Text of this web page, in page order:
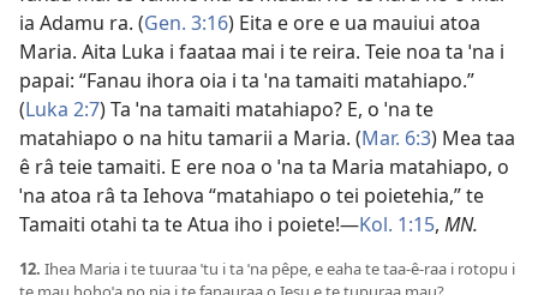
ia Adamu ra. (Gen. 3:16) Eita e ore e ua mauiui atoa
Maria. Aita Luka i faataa mai i te reira. Teie noa ta ˈna i
papai: “Fanau ihora oia i ta ˈna tamaiti matahiapo.”
(Luka 2:7) Ta ˈna tamaiti matahiapo? E, o ˈna te
matahiapo o na hitu tamarii a Maria. (Mar. 6:3) Mea taa
ê râ teie tamaiti. E ere noa o ˈna ta Maria matahiapo, o
ˈna atoa râ ta Iehova “matahiapo o tei poietehia,” te
Tamaiti otahi ta te Atua iho i poiete!—Kol. 1:15, MN.
12. Ihea Maria i te tuuraa ˈtu i ta ˈna pêpe, e eaha te taa-ê-raa i rotopu i